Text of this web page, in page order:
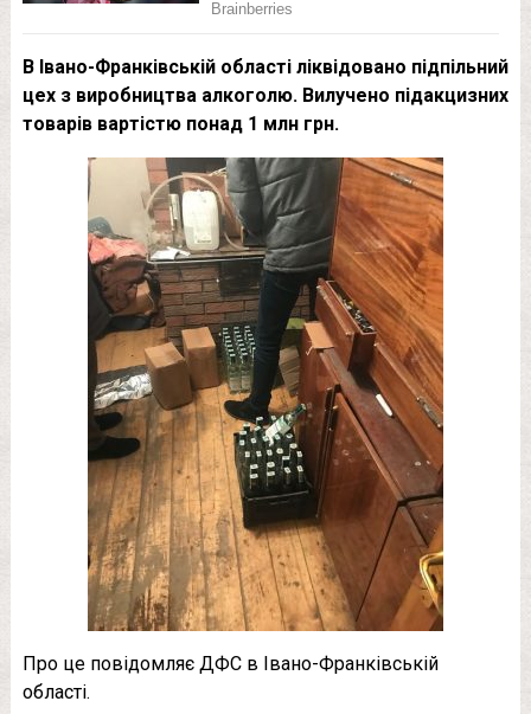
В Івано-Франківській області ліквідовано підпільний
цех з виробництва алкоголю. Вилучено підакцизних
товарів вартістю понад 1 млн грн.
Про це повідомляє ДФС в Івано-Франківській
області.